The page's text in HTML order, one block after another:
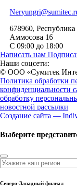
678960,
Аммосова 16
С 09:00 до 18:00
Написать нам
Наши соцсети:
© ООО «Сумитек
Политика обработки
конфиденциальности
обработку
новостной рассылки
Создание сайта —
Выберите
Северо-Западный филиал